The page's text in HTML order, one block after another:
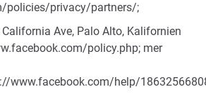
policies/privacy/partners/;
Ave, Palo Alto, Kalifornien
policy.php; mer
www.facebook.com/help/